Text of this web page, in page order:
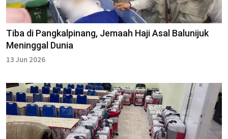
Tiba di Pangkalpinang, Jemaah Haji Asal Balunijuk
Meninggal Dunia
13 Jun 2026